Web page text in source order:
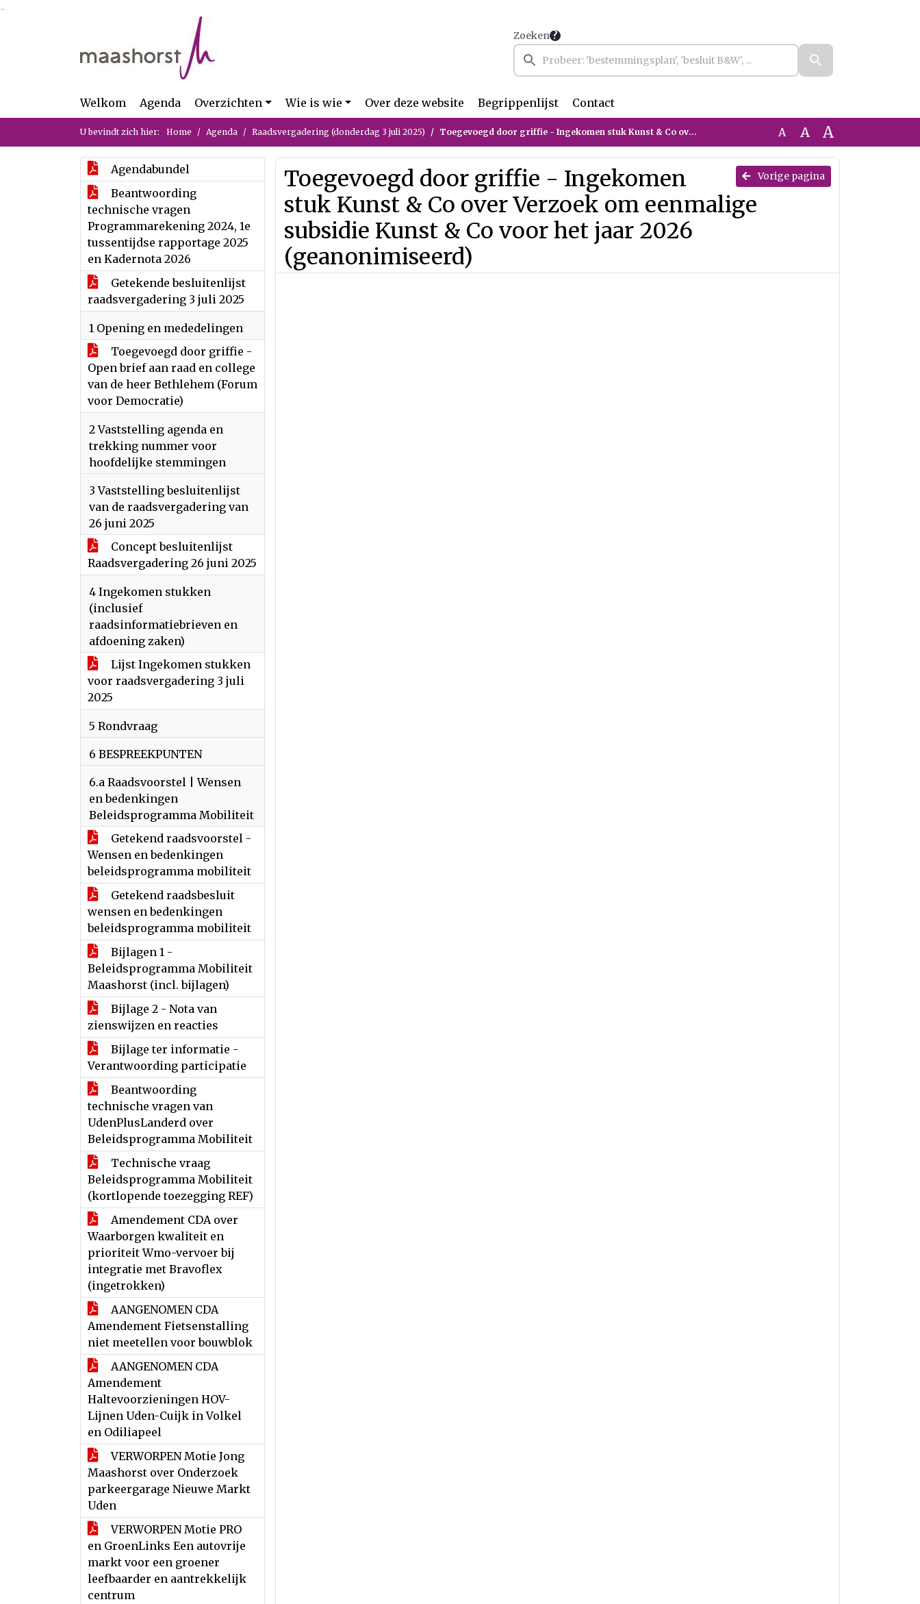
Zoeken
Welkom Agenda Overzichten Wie is wie Over deze website Begrippenlijst Contact
U bevindt zich hier: Home Agenda Raadsvergadering (donderdag 3 juli 2025) Toegevoegd door griffie - Ingekomen stuk Kunst & Co over Verzoek om eenmalige subsidie Kunst & Co voor het jaar 2026 (geanonimiseerd) A A A
Agendabundel
Beantwoording
technische vragen
Programmarekening 2024, 1e
tussentijdse rapportage 2025
en Kadernota 2026
Getekende besluitenlijst
raadsvergadering 3 juli 2025
1 Opening en mededelingen
Toegevoegd door griffie -
Open brief aan raad en college
van de heer Bethlehem (Forum
voor Democratie)
2 Vaststelling agenda en
trekking nummer voor
hoofdelijke stemmingen
3 Vaststelling besluitenlijst
van de raadsvergadering van
26 juni 2025
Concept besluitenlijst
Raadsvergadering 26 juni 2025
4 Ingekomen stukken
(inclusief
raadsinformatiebrieven en
afdoening zaken)
Lijst Ingekomen stukken
voor raadsvergadering 3 juli
2025
5 Rondvraag
6 BESPREEKPUNTEN
6.a Raadsvoorstel | Wensen
en bedenkingen
Beleidsprogramma Mobiliteit
Getekend raadsvoorstel -
Wensen en bedenkingen
beleidsprogramma mobiliteit
Getekend raadsbesluit
wensen en bedenkingen
beleidsprogramma mobiliteit
Bijlagen 1 -
Beleidsprogramma Mobiliteit
Maashorst (incl. bijlagen)
Bijlage 2 - Nota van
zienswijzen en reacties
Bijlage ter informatie -
Verantwoording participatie
Beantwoording
technische vragen van
UdenPlusLanderd over
Beleidsprogramma Mobiliteit
Technische vraag
Beleidsprogramma Mobiliteit
(kortlopende toezegging REF)
Amendement CDA over
Waarborgen kwaliteit en
prioriteit Wmo-vervoer bij
integratie met Bravoflex
(ingetrokken)
AANGENOMEN CDA
Amendement Fietsenstalling
niet meetellen voor bouwblok
AANGENOMEN CDA
Amendement
Haltevoorzieningen HOV-
Lijnen Uden-Cuijk in Volkel
en Odiliapeel
VERWORPEN Motie Jong
Maashorst over Onderzoek
parkeergarage Nieuwe Markt
Uden
VERWORPEN Motie PRO
en GroenLinks Een autovrije
markt voor een groener
leefbaarder en aantrekkelijk
centrum
Vorige pagina
Toegevoegd door griffie - Ingekomen
stuk Kunst & Co over Verzoek om eenmalige
subsidie Kunst & Co voor het jaar 2026
(geanonimiseerd)